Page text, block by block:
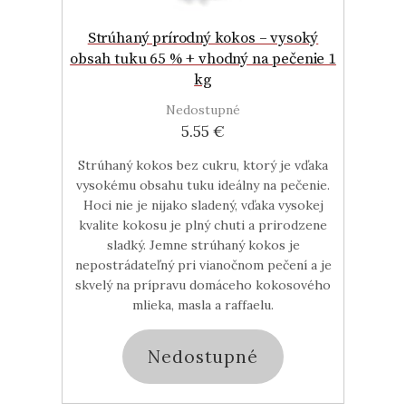
Strúhaný prírodný kokos – vysoký
obsah tuku 65 % + vhodný na pečenie 1
kg
Nedostupné
5.55 €
Strúhaný kokos bez cukru, ktorý je vďaka
vysokému obsahu tuku ideálny na pečenie.
Hoci nie je nijako sladený, vďaka vysokej
kvalite kokosu je plný chuti a prirodzene
sladký. Jemne strúhaný kokos je
nepostrádateľný pri vianočnom pečení a je
skvelý na prípravu domáceho kokosového
mlieka, masla a raffaelu.
Nedostupné